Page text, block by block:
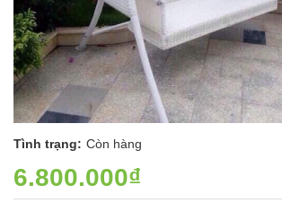
Tình trạng: Còn hàng
6.800.000₫